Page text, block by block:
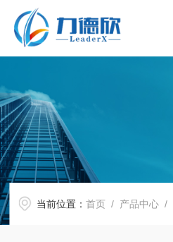
当前位置：首页 / 产品中心 /